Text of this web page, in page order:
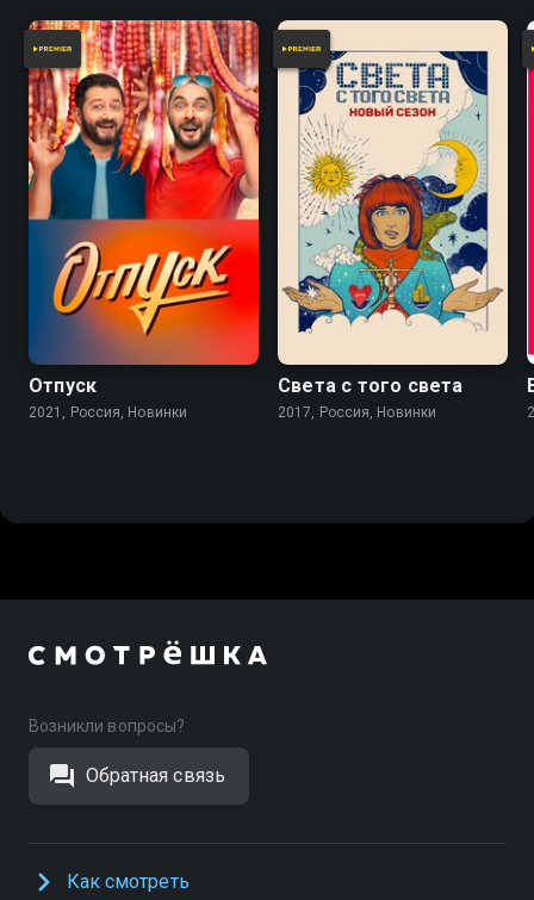
Отпуск
2021, Россия, Новинки
Света с того света
2017, Россия, Новинки
Возникли вопросы?
Обратная связь
Как смотреть